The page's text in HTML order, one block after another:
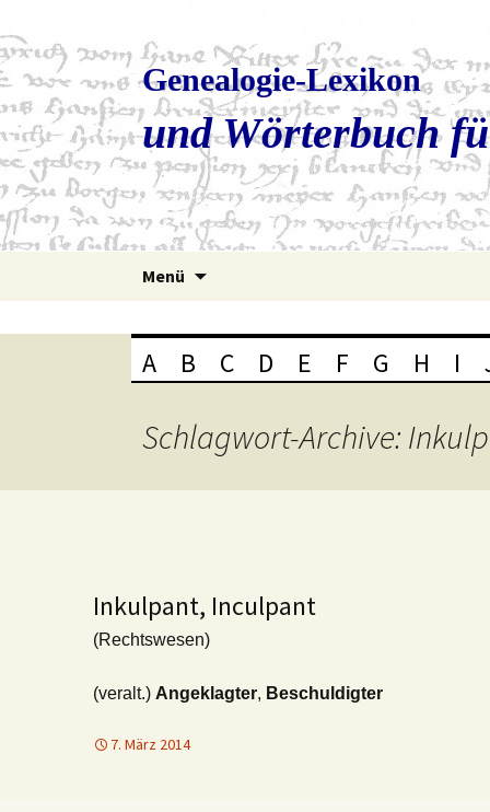
Genealogie-Lexikon
und Wörterbuch
Menü
A B C D E F G H I
Schlagwort-Archive:
Inkulpant, Inculpant
(Rechtswesen)
(veralt.) Angeklagter, Beschuldigter
7. März 2014